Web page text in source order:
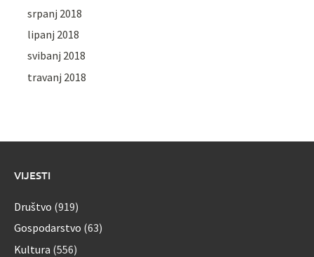
srpanj 2018
lipanj 2018
svibanj 2018
travanj 2018
VIJESTI
Društvo (919)
Gospodarstvo (63)
Kultura (556)